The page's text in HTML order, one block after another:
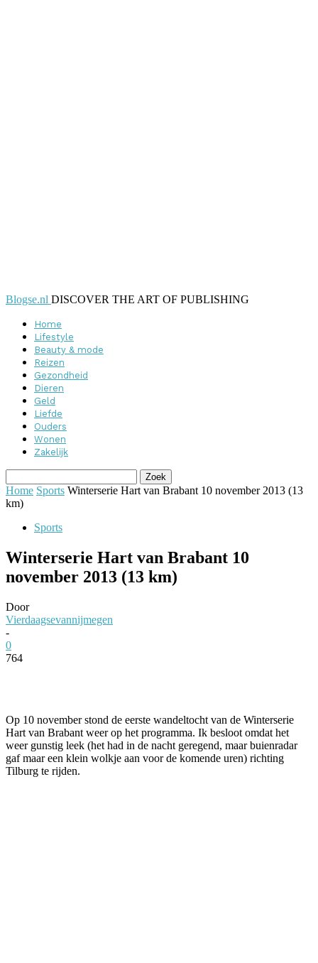
Blogse.nl DISCOVER THE ART OF PUBLISHING
Home
Lifestyle
Beauty & mode
Reizen
Gezondheid
Dieren
Geld
Liefde
Ouders
Wonen
Zakelijk
Home Sports Winterserie Hart van Brabant 10 november 2013 (13
km)
Sports
Winterserie Hart van Brabant 10
november 2013 (13 km)
Door
Vierdaagsevannijmegen
-
0
764
Op 10 november stond de eerste wandeltocht van de Winterserie
Hart van Brabant weer op het programma. Ik besloot omdat het
weer gunstig leek (het had in de nacht geregend, maar buienradar
gaf maar een klein wolkje aan voor de komende uren) richting
Tilburg te rijden.